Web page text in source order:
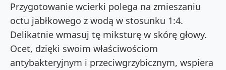
Przygotowanie wcierki polega na zmieszaniu
octu jabłkowego z wodą w stosunku 1:4.
Delikatnie wmasuj tę miksturę w skórę głowy.
Ocet, dzięki swoim właściwościom
antybakteryjnym i przeciwgrzybicznym, wspiera